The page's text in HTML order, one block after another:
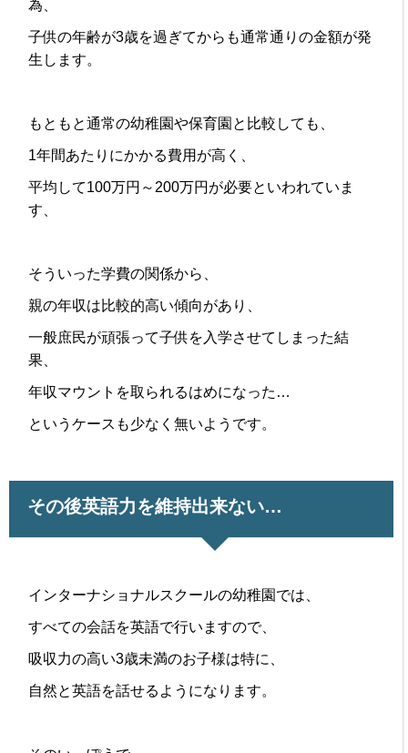
為、
子供の年齢が3歳を過ぎてからも通常通りの金額が発
生します。
もともと通常の幼稚園や保育園と比較しても、
1年間あたりにかかる費用が高く、
平均して100万円～200万円が必要といわれていま
す、
そういった学費の関係から、
親の年収は比較的高い傾向があり、
一般庶民が頑張って子供を入学させてしまった結
果、
年収マウントを取られるはめになった…
というケースも少なく無いようです。
その後英語力を維持出来ない…
インターナショナルスクールの幼稚園では、
すべての会話を英語で行いますので、
吸収力の高い3歳未満のお子様は特に、
自然と英語を話せるようになります。